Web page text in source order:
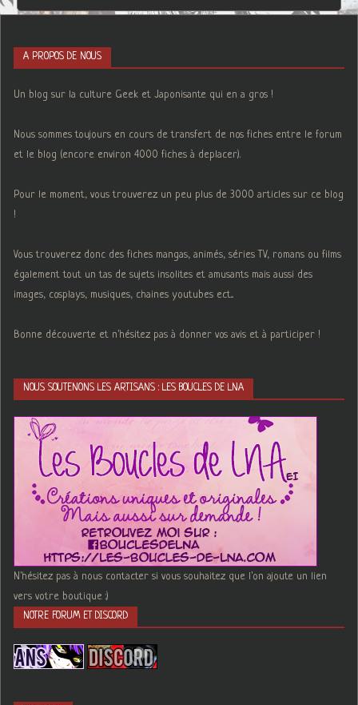
A PROPOS DE NOUS
Un blog sur la culture Geek et Japonisante qui en a gros !
Nous sommes toujours en cours de transfert de nos fiches entre le forum
et le blog (encore environ 4000 fiches à deplacer).
Pour le moment, vous trouverez un peu plus de 3000 articles sur ce blog
!
Vous trouverez donc des fiches mangas, animés, séries TV, romans ou films
également tout un tas de sujets insolites et amusants mais aussi des
images, cosplays, musiques, chaines youtubes ect...
Bonne découverte et n'hésitez pas à donner vos avis et à participer !
NOUS SOUTENONS LES ARTISANS : LES BOUCLES DE LNA
N'hésitez pas à nous contacter si vous souhaitez que l'on ajoute un lien
vers votre boutique :)
NOTRE FORUM ET DISCORD